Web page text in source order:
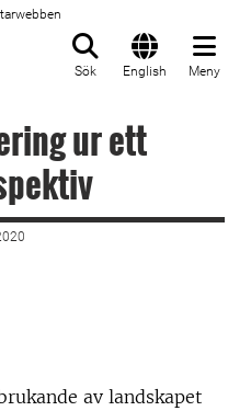
Sök English Meny
ur ett
av landskapet